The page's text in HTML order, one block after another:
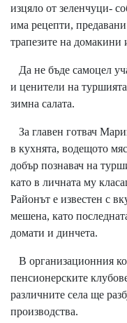
изцяло от зеленчуци-
има рецепти,
трапезите на домакини
Да не бъде самоцел
и ценители на
зимна салата.
За главен готвач
в кухнята, водещото
добър познавач на
като в личната му
Районът е известен с
мешена, като
домати и динчета.
В организационния
пенсионерските
различните села ще
производства.